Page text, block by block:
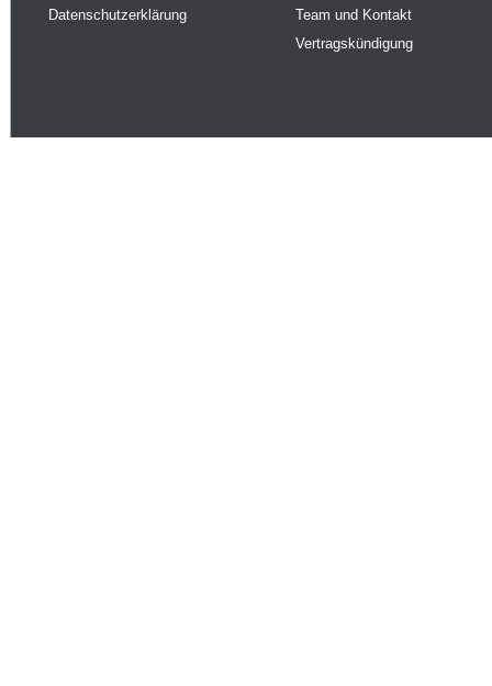
Datenschutzerklärung
Team und Kontakt
Vertragskündigung